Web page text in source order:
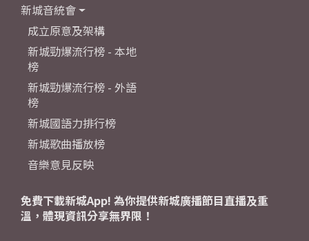
新城音統會
成立原意及架構
新城勁爆流行榜 - 本地
榜
新城勁爆流行榜 - 外語
榜
新城國語力排行榜
新城歌曲播放榜
音樂意見反映
免費下載新城App! 為你提供新城廣播節目直播及重
溫，體現資訊分享無界限！